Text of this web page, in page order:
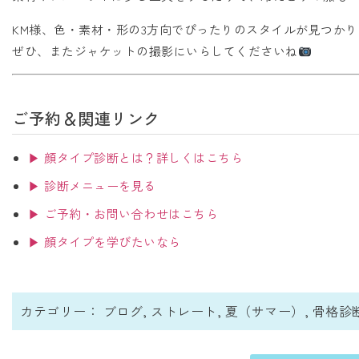
KM様、色・素材・形の3方向でぴったりのスタイルが見つかり
ぜひ、またジャケットの撮影にいらしてくださいね
ご予約＆関連リンク
▶ 顔タイプ診断とは？詳しくはこちら
▶ 診断メニューを見る
▶ ご予約・お問い合わせはこちら
▶ 顔タイプを学びたいなら
カテゴリー： ブログ, ストレート , 夏（サマー） , 骨格診